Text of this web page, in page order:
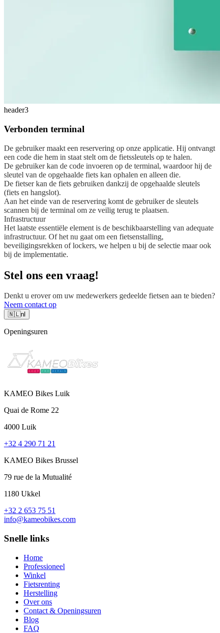
header3
Verbonden terminal
De gebruiker maakt een reservering op onze applicatie. Hij ontvangt
een code die hem in staat stelt om de fietssleutels op te halen.
De gebruiker kan de code invoeren op de terminal, waardoor hij de
sleutel van de opgehaalde fiets kan ophalen en alleen die.
De fietser kan de fiets gebruiken dankzij de opgehaalde sleutels
(fiets en hangslot).
Aan het einde van de reservering komt de gebruiker de sleutels
scannen bij de terminal om ze veilig terug te plaatsen.
Infrastructuur
Het laatste essentiële element is de beschikbaarstelling van adequate
infrastructuur. Of het nu gaat om een fietsenstalling,
beveiligingsrekken of lockers, we helpen u bij de selectie maar ook
bij de implementatie.
Stel ons een vraag!
Denkt u erover om uw medewerkers gedeelde fietsen aan te bieden?
Neem contact op
🇳🇱nl
Openingsuren
KAMEO Bikes Luik
Quai de Rome 22
4000 Luik
+32 4 290 71 21
KAMEO Bikes Brussel
79 rue de la Mutualité
1180 Ukkel
+32 2 653 75 51
info@kameobikes.com
Snelle links
Home
Professioneel
Winkel
Fietsrenting
Herstelling
Over ons
Contact & Openingsuren
Blog
FAQ